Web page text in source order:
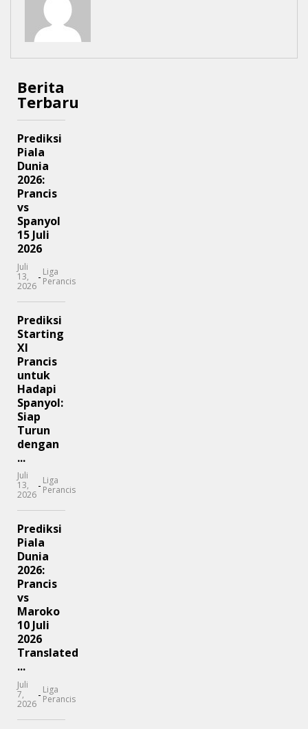
Berita
Terbaru
Prediksi
Piala
Dunia
2026:
Prancis
vs
Spanyol
15 Juli
2026
Juli
13,
2026
- Liga
Perancis
Prediksi
Starting
XI
Prancis
untuk
Hadapi
Spanyol:
Siap
Turun
dengan
...
Juli
13,
2026
- Liga
Perancis
Prediksi
Piala
Dunia
2026:
Prancis
vs
Maroko
10 Juli
2026
Translated
...
Juli
7,
2026
- Liga
Perancis